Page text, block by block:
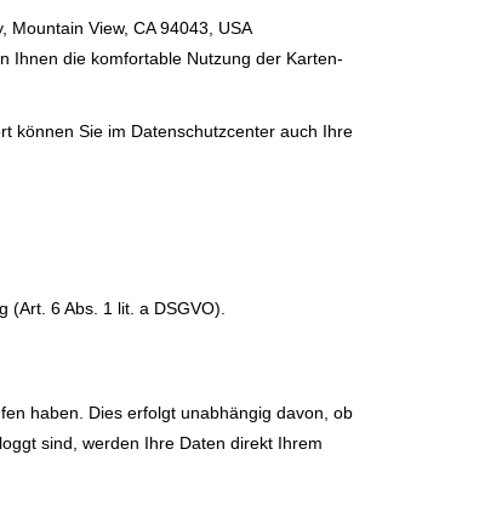
View, CA 94043, USA
Ihnen die komfortable Nutzung der Karten-
können Sie im Datenschutzcenter auch Ihre
6 Abs. 1 lit. a DSGVO).
haben. Dies erfolgt unabhängig davon, ob
sind, werden Ihre Daten direkt Ihrem